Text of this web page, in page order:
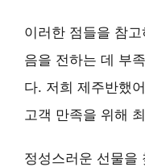
이러한 점들을 참
음을 전하는 데 부
다. 저희 제주반했
고객 만족을 위해
정성스러운 선물을